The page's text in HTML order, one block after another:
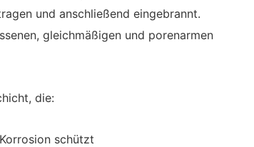
und anschließend eingebrannt.
gleichmäßigen und porenarmen
die:
schützt